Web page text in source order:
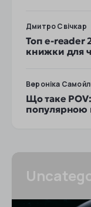
Дмитро Свічкар
Топ e-reader
книжки для
Вероніка
Що таке POV:
популярною